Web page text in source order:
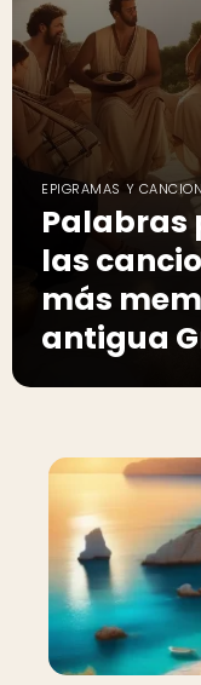
EPIGRAMAS Y
Palabras
las
más
antigua